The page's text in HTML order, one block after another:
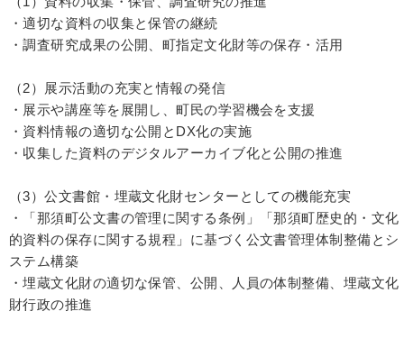
・適切な資料の収集と保管の継続
・調査研究成果の公開、町指定文化財等の保存・活用
（2）展示活動の充実と情報の発信
・展示や講座等を展開し、町民の学習機会を支援
・資料情報の適切な公開とDX化の実施
・収集した資料のデジタルアーカイブ化と公開の推進
（3）公文書館・埋蔵文化財センターとしての機能充実
・「那須町公文書の管理に関する条例」「那須町歴史的・文化
的資料の保存に関する規程」に基づく公文書管理体制整備とシ
ステム構築
・埋蔵文化財の適切な保管、公開、人員の体制整備、埋蔵文化
財行政の推進